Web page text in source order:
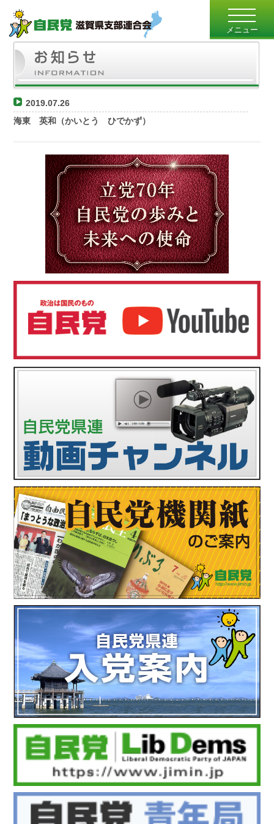
toggle
メニュー
2019.07.26
海東 英和（かいとう ひでかず）